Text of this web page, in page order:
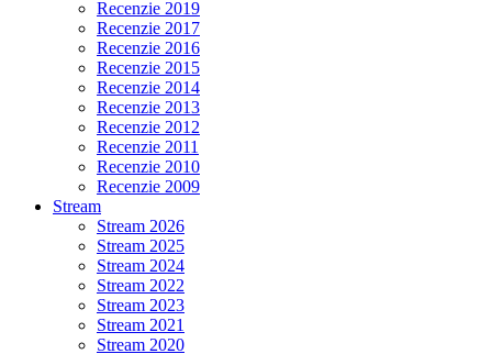
Recenzie 2019
Recenzie 2017
Recenzie 2016
Recenzie 2015
Recenzie 2014
Recenzie 2013
Recenzie 2012
Recenzie 2011
Recenzie 2010
Recenzie 2009
Stream
Stream 2026
Stream 2025
Stream 2024
Stream 2022
Stream 2023
Stream 2021
Stream 2020